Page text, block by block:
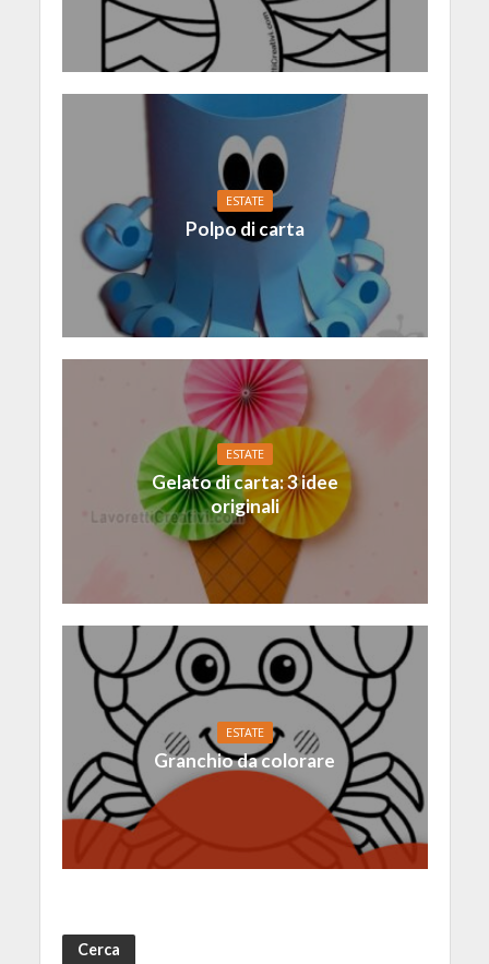
ESTATE
Polpo di carta
ESTATE
Gelato di carta: 3 idee
originali
ESTATE
Granchio da colorare
Cerca